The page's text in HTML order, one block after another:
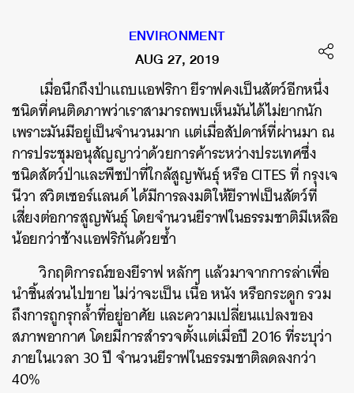
ENVIRONMENT
AUG 27, 2019
เมื่อนึกถึงป่าแถบแอฟริกา ยีราฟคงเป็นสัตว์อีกหนึ่ง
ชนิดที่คนติดภาพว่าเราสามารถพบเห็นมันได้ไม่ยากนัก
เพราะมันมีอยู่เป็นจำนวนมาก แต่เมื่อสัปดาห์ที่ผ่านมา ณ
การประชุมอนุสัญญาว่าด้วยการค้าระหว่างประเทศซึ่ง
ชนิดสัตว์ป่าและพืชป่าที่ใกล้สูญพันธุ์ หรือ CITES ที่ กรุงเจ
นีวา สวิตเซอร์แลนด์ ได้มีการลงมติให้ยีราฟเป็นสัตว์ที่
เสี่ยงต่อการสูญพันธ์ุ โดยจำนวนยีราฟในธรรมชาติมีเหลือ
น้อยกว่าช้างแอฟริกันด้วยซ้ำ
วิกฤติการณ์ของยีราฟ หลักๆ แล้วมาจากการล่าเพื่อ
นำชิ้นส่วนไปขาย ไม่ว่าจะเป็น เนื้อ หนัง หรือกระดูก รวม
ถึงการถูกรุกล้ำที่อยู่อาศัย และความเปลี่ยนแปลงของ
สภาพอากาศ โดยมีการสำรวจตั้งแต่เมื่อปี 2016 ที่ระบุว่า
ภายในเวลา 30 ปี จำนวนยีราฟในธรรมชาติลดลงกว่า
40%